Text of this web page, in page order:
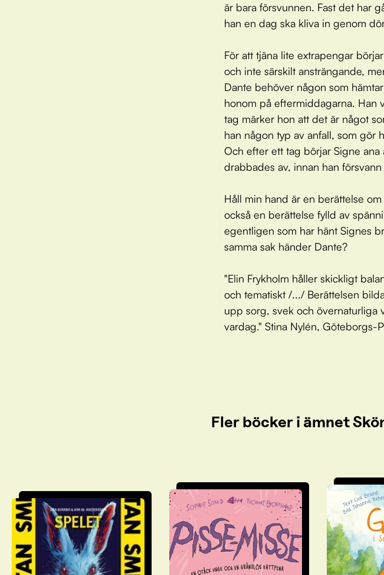
är bara försvunnen. Fast det har
han en dag ska kliva in genom
För att tjäna lite extrapengar
och inte särskilt ansträngande,
Dante behöver någon som
honom på eftermiddagarna. Han
tag märker hon att det är något
han någon typ av anfall, som gör
Och efter ett tag börjar Signe
drabbades av, innan han
Håll min hand är en berättelse
också en berättelse fylld av
egentligen som har hänt Signes
samma sak händer Dante?
"Elin Frykholm håller skickligt
och tematiskt /.../ Berättelsen
upp sorg, svek och övernaturliga
vardag." Stina Nylén, Göteborgs-
Fler böcker i ämnet